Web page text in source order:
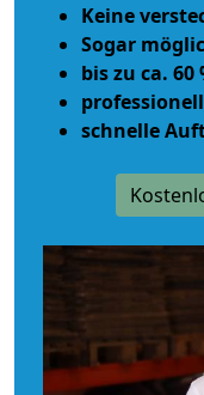
Keine
Sogar
bis zu ca. 60
schnelle